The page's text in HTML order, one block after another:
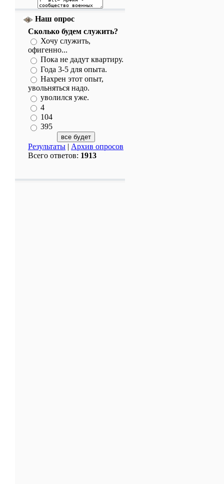
Наш опрос
Сколько будем служить?
Хочу служить,
офигенно...
Пока не дадут квартиру.
Года 3-5 для опыта.
Нахрен этот опыт,
увольняться надо.
уволился уже.
4
104
395
Результаты | Архив опросов
Всего ответов: 1913